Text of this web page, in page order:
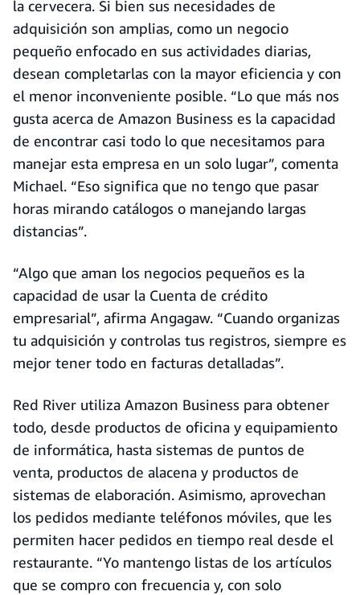
la cervecera. Si bien sus necesidades de
adquisición son amplias, como un negocio
pequeño enfocado en sus actividades diarias,
desean completarlas con la mayor eficiencia y con
el menor inconveniente posible. “Lo que más nos
gusta acerca de Amazon Business es la capacidad
de encontrar casi todo lo que necesitamos para
manejar esta empresa en un solo lugar”, comenta
Michael. “Eso significa que no tengo que pasar
horas mirando catálogos o manejando largas
distancias”.
“Algo que aman los negocios pequeños es la
capacidad de usar la Cuenta de crédito
empresarial”, afirma Angagaw. “Cuando organizas
tu adquisición y controlas tus registros, siempre es
mejor tener todo en facturas detalladas”.
Red River utiliza Amazon Business para obtener
todo, desde productos de oficina y equipamiento
de informática, hasta sistemas de puntos de
venta, productos de alacena y productos de
sistemas de elaboración. Asimismo, aprovechan
los pedidos mediante teléfonos móviles, que les
permiten hacer pedidos en tiempo real desde el
restaurante. “Yo mantengo listas de los artículos
que se compro con frecuencia y, con solo